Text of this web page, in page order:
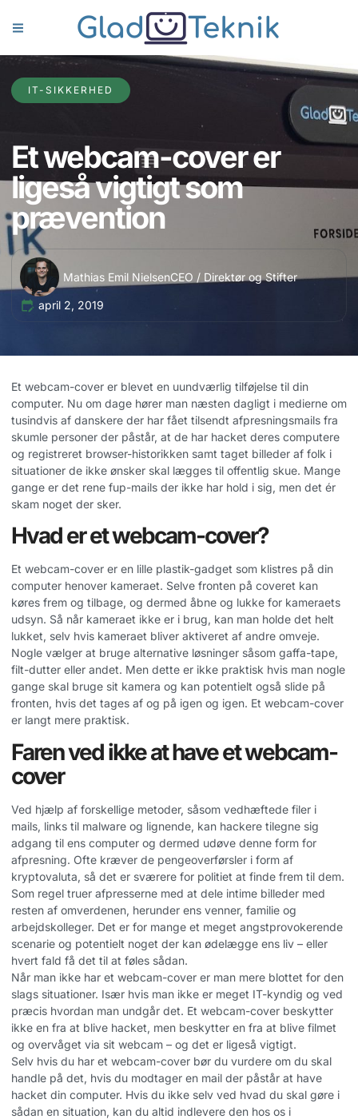
IT-SIKKERHED
Et webcam-cover er
ligeså vigtigt som
prævention
Mathias Emil NielsenCEO / Direktør og Stifter
april 2, 2019
Et webcam-cover er blevet en uundværlig tilføjelse til din
computer. Nu om dage hører man næsten dagligt i medierne om
tusindvis af danskere der har fået tilsendt afpresningsmails fra
skumle personer der påstår, at de har hacket deres computere
og registreret browser-historikken samt taget billeder af folk i
situationer de ikke ønsker skal lægges til offentlig skue. Mange
gange er det rene fup-mails der ikke har hold i sig, men det ér
skam noget der sker.
Hvad er et webcam-cover?
Et webcam-cover er en lille plastik-gadget som klistres på din
computer henover kameraet. Selve fronten på coveret kan
køres frem og tilbage, og dermed åbne og lukke for kameraets
udsyn. Så når kameraet ikke er i brug, kan man holde det helt
lukket, selv hvis kameraet bliver aktiveret af andre omveje.
Nogle vælger at bruge alternative løsninger såsom gaffa-tape,
filt-dutter eller andet. Men dette er ikke praktisk hvis man nogle
gange skal bruge sit kamera og kan potentielt også slide på
fronten, hvis det tages af og på igen og igen. Et webcam-cover
er langt mere praktisk.
Faren ved ikke at have et webcam-
cover
Ved hjælp af forskellige metoder, såsom vedhæftede filer i
mails, links til malware og lignende, kan hackere tilegne sig
adgang til ens computer og dermed udøve denne form for
afpresning. Ofte kræver de pengeoverførsler i form af
kryptovaluta, så det er sværere for politiet at finde frem til dem.
Som regel truer afpresserne med at dele intime billeder med
resten af omverdenen, herunder ens venner, familie og
arbejdskolleger. Det er for mange et meget angstprovokerende
scenarie og potentielt noget der kan ødelægge ens liv – eller
hvert fald få det til at føles sådan.
Når man ikke har et webcam-cover er man mere blottet for den
slags situationer. Især hvis man ikke er meget IT-kyndig og ved
præcis hvordan man undgår det. Et webcam-cover beskytter
ikke en fra at blive hacket, men beskytter en fra at blive filmet
og overvåget via sit webcam – og det er ligeså vigtigt.
Selv hvis du har et webcam-cover bør du vurdere om du skal
handle på det, hvis du modtager en mail der påstår at have
hacket din computer. Hvis du ikke selv ved hvad du skal gøre i
sådan en situation, kan du altid indlevere den hos os i